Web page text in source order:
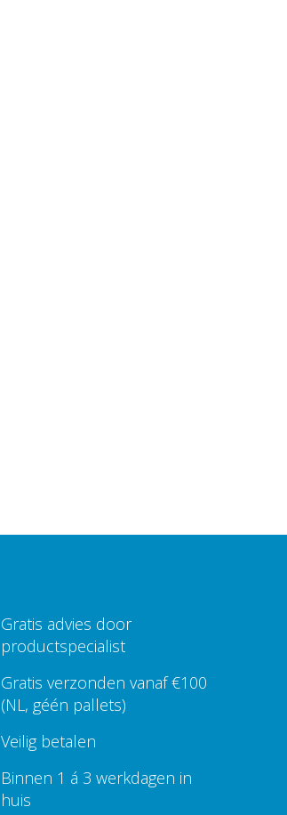
Gratis advies door
productspecialist
Gratis verzonden vanaf €100
(NL, géén pallets)
Veilig betalen
Binnen 1 á 3 werkdagen in
huis